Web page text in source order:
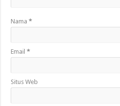
Nama*
Email*
Situs Web